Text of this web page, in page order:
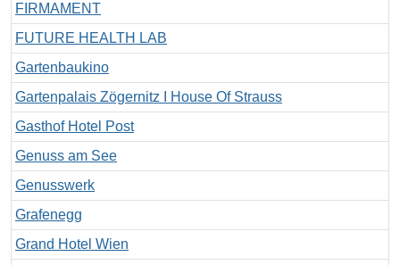
FIRMAMENT
FUTURE HEALTH LAB
Gartenbaukino
Gartenpalais Zögernitz I House Of Strauss
Gasthof Hotel Post
Genuss am See
Genusswerk
Grafenegg
Grand Hotel Wien